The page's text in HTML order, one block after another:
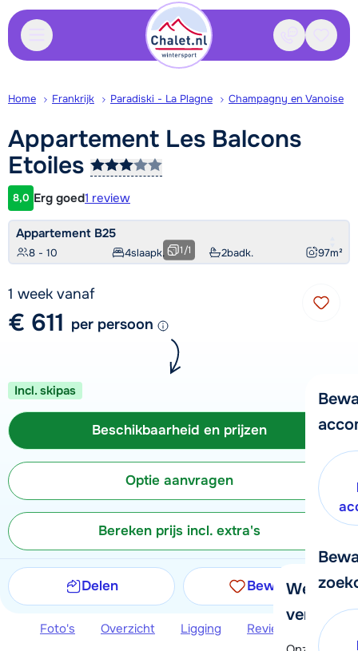
Contact
We
verder!
Home Frankrijk Paradiski - La Plagne Champagny en Vanoise
Appartement Les Balcons
Etoiles
Klantwaardering
8,0 Erg goed1 review
Appartement B25
8 - 10 4slaapk. 2badk. 97m²
1/1
1 week vanaf
€ 611 per persoon
Incl. skipas
Beschikbaarheid en prijzen
Optie aanvragen
Bereken prijs incl. extra's
Delen Bewaren
Foto's Overzicht Ligging Reviews